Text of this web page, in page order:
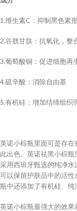
1.维生素C：抑制黑色素形
2.谷胱甘肽：抗氧化，整
3.葡萄酸铜：促进细胞再
4.硫辛酸：消除自由基
5.有机硅：增加结缔组织
英诺小棕瓶里面可是存
此出色。英诺祛黑小棕
采用西班牙甄选的纯净
可以保留护肤品中的活
瓶中还添加了有机硅、纯
英诺小棕瓶最强大的效